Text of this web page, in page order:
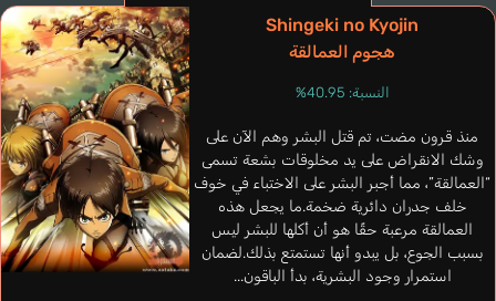
برتغالي
Bonnasseau
Vincent
فرنسي
Anne
Hara Yumi
Shingeki no Kyojin
هجوم العمالقة
النسبة: 40.95%
منذ قرون مضت، تم قتل البشر وهم الآن على
وشك الانقراض على يد مخلوقات بشعة تسمى
“العمالقة”، مما أجبر البشر على الاختباء في خوف
خلف جدران دائرية ضخمة.ما يجعل هذه
العمالقة مرعبة حقًا هو أن أكلها للبشر ليس
بسبب الجوع، بل يبدو أنها تستمتع بذلك.لضمان
استمرار وجود البشرية، بدأ الباقون...